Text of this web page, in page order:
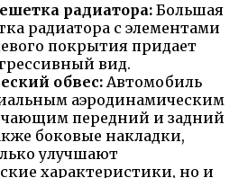
радиатора: Большая
радиатора с элементами
покрытия придает
вид.
обвес: Автомобиль
аэродинамическим
передний и задний
боковые накладки,
улучшают
характеристики, но и